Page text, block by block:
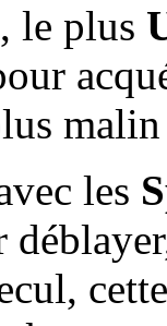
, le plus
les